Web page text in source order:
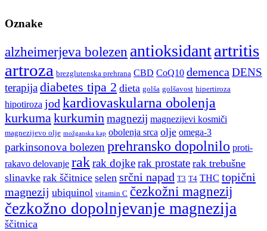
Oznake
alzheimerjeva bolezen antioksidantartritis
artroza brezglutenska prehrana CBD CoQ10 demenca DENS
terapijadiabetes tipa 2 dieta golša golšavost hipertiroza
hipotiroza jod kardiovaskularna obolenja
kurkumakurkuminmagnezij magnezijevi kosmiči
magnezijevo olje možganska kap obolenja srca olje omega-3
parkinsonova bolezenprehransko dopolnilo proti-
rakavo delovanje rakrak dojkerak prostate rak trebušne
slinavke rak ščitnice selen srčni napad T3 T4 THC topični
magnezij ubiquinol vitamin C čezkožni magnezij
čezkožno dopolnjevanje magnezija
ščitnica